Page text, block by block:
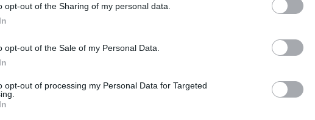
opt-out of the Sharing of my personal data.
opt-out of the Sale of my Personal Data.
opt-out of processing my Personal Data for Targeted
Tchouaméni (12.410.000), David Alaba
obligatoria, pero tras la vuelta de Benzema
sus 7,17 puntos de media en lo que queda
marcado 4 goles y repartido las mismas
a tener un rol de jugador de rotación en enero.